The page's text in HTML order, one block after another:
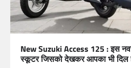
New Suzuki Access 125 : इस
स्कूटर जिसको देखकर आपका भी दिल